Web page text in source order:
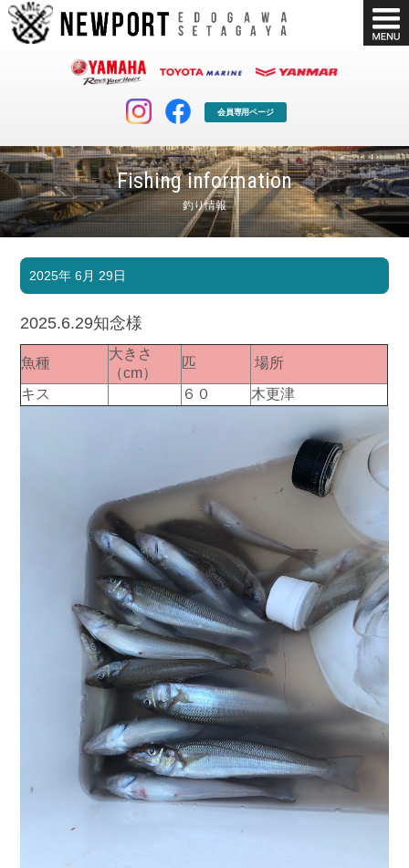
会員専用ページ
Fishing information
釣り情報
マリンクラブ
マリンライフを堪能したい！
ボート販売
ボート免許
長年の実績と信頼！
店舗情報 公式ブログ
会社概要
Company
Recruit
リンク集
2025年 6月 29日
2025.6.29知念様
魚種
大きさ
（cm）
匹
場所
キス
６０ 木更津